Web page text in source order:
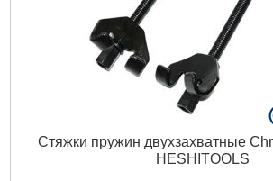
Стяжки пружин двухзахватные
HESHITOOLS